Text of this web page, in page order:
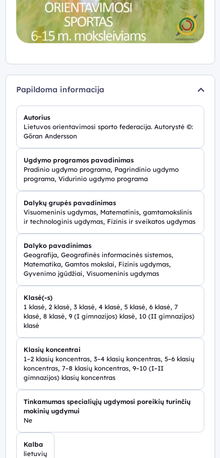
Papildoma informacija
Autorius
Lietuvos orientavimosi sporto federacija. Autorystė ©:
Göran Andersson
Ugdymo programos pavadinimas
Pradinio ugdymo programa, Pagrindinio ugdymo
programa, Vidurinio ugdymo programa
Dalykų grupės pavadinimas
Visuomeninis ugdymas, Matematinis, gamtamokslinis
ir technologinis ugdymas, Fizinis ir sveikatos ugdymas
Dalyko pavadinimas
Geografija, Geografinės informacinės sistemos,
Matematika, Gamtos mokslai, Fizinis ugdymas,
Gyvenimo įgūdžiai, Visuomeninis ugdymas
Klasė(-s)
1 klasė, 2 klasė, 3 klasė, 4 klasė, 5 klasė, 6 klasė, 7
klasė, 8 klasė, 9 (I gimnazijos) klasė, 10 (II gimnazijos)
klasė
Klasių koncentrai
1–2 klasių koncentras, 3–4 klasių koncentras, 5–6 klasių
koncentras, 7–8 klasių koncentras, 9–10 (I–II
gimnazijos) klasių koncentras
Tinkamumas specialiųjų ugdymosi poreikių turinčių
mokinių ugdymui
Ne
Kalba
lietuvių